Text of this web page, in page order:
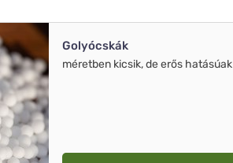
Golyócskák
méretben kicsik, de erős hatásúak